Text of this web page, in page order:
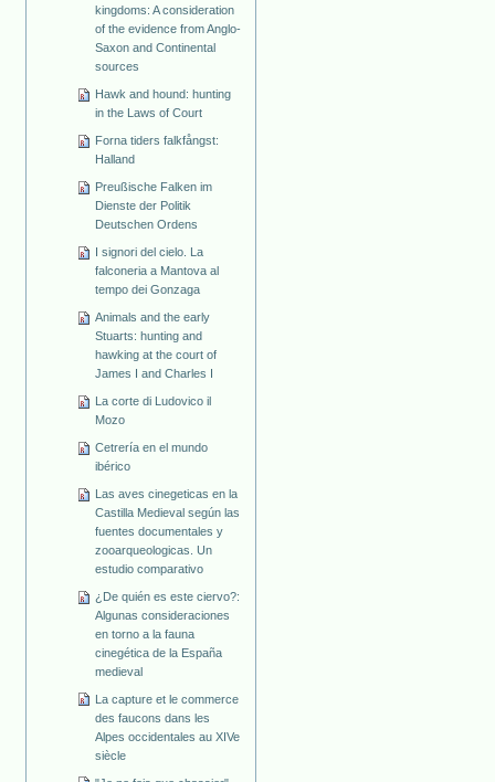
kingdoms: A consideration
of the evidence from Anglo-
Saxon and Continental
sources
Hawk and hound: hunting
in the Laws of Court
Forna tiders falkfångst:
Halland
Preußische Falken im
Dienste der Politik
Deutschen Ordens
I signori del cielo. La
falconeria a Mantova al
tempo dei Gonzaga
Animals and the early
Stuarts: hunting and
hawking at the court of
James I and Charles I
La corte di Ludovico il
Mozo
Cetrería en el mundo
ibérico
Las aves cinegeticas en la
Castilla Medieval según las
fuentes documentales y
zooarqueologicas. Un
estudio comparativo
¿De quién es este ciervo?:
Algunas consideraciones
en torno a la fauna
cinegética de la España
medieval
La capture et le commerce
des faucons dans les
Alpes occidentales au XIVe
siècle